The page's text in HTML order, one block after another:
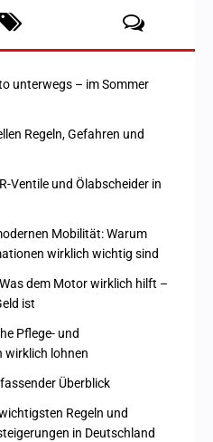
unterwegs – im Sommer
Regeln, Gefahren und
Ventile und Ölabscheider in
Mobilität: Warum
wirklich wichtig sind
dem Motor wirklich hilft –
ist
Pflege- und
wirklich lohnen
Überblick
Regeln und
in Deutschland